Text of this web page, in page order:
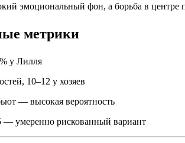
эмоциональный фон, а борьба в центре
метрики
у Лилля
10–12 у хозяев
— высокая вероятность
— умеренно рискованный вариант